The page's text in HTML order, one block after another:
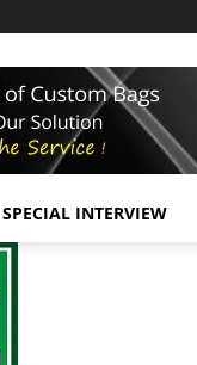
SPECIAL INTERVIEW